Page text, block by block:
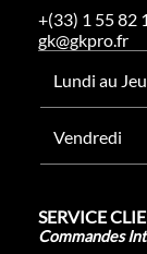
+(33) 1 55 82
gk@gkpro.fr
Lundi au
Vendredi
SERVICE
Commandes